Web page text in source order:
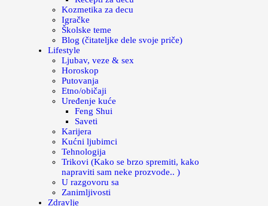
Kozmetika za decu
Igračke
Školske teme
Blog (čitateljke dele svoje priče)
Lifestyle
Ljubav, veze & sex
Horoskop
Putovanja
Etno/običaji
Uređenje kuće
Feng Shui
Saveti
Karijera
Kućni ljubimci
Tehnologija
Trikovi (Kako se brzo spremiti, kako
napraviti sam neke prozvode.. )
U razgovoru sa
Zanimljivosti
Zdravlje